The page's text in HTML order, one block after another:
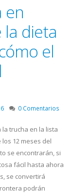
en
la dieta
el
0 Comentarios
la trucha en la lista
12 meses del
se encontrarán, si
fácil hasta ahora
se convertirá
podrán